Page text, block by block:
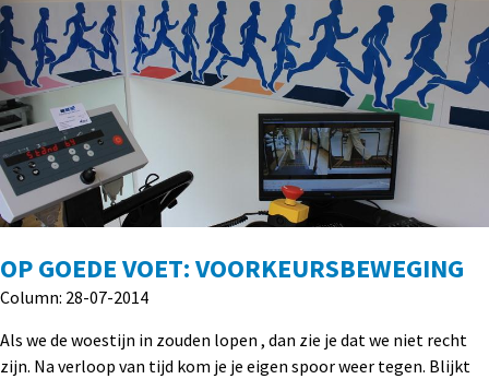
OP GOEDE VOET: VOORKEURSBEWEGING
Column: 28-07-2014
Als we de woestijn in zouden lopen , dan zie je dat we niet recht
zijn. Na verloop van tijd kom je je eigen spoor weer tegen. Blijkt